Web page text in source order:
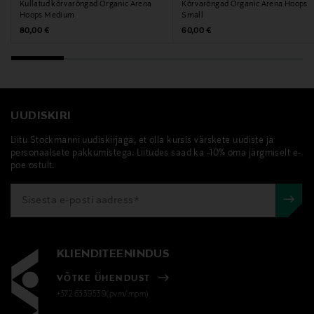
enamel copenhagen, kõrvarõngad, kõrvaehted,
Kullatud kõrvarõngad Organic Arena
Hoops Medium
Original Price
80,00 €
Kõrvarõngad Organic Arena Hoops
Small
Original Price
60,00 €
UUDISKIRI
Liitu Stockmanni uudiskirjaga, et olla kursis värskete uudiste ja
personaalsete pakkumistega. Liitudes saad ka -10% oma järgmiselt e-
poe ostult.
KLIENDITEENINDUS
VÕTKE ÜHENDUST
+372 6339539(pvm/mpm)